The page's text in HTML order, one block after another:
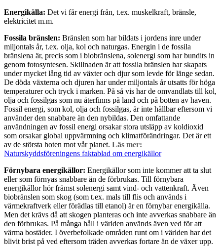
Energikälla: Det vi får energi från, t.ex. muskelkraft, bränsle,
elektricitet m.m.
Fossila bränslen: Bränslen som har bildats i jordens inre under
miljontals år, t.ex. olja, kol och naturgas. Energin i de fossila
bränslena är, precis som i biobränslena, solenergi som har bundits in
genom fotosyntesen. Skillnaden är att fossila bränslen har skapats
under mycket lång tid av växter och djur som levde för länge sedan.
De döda växterna och djuren har under miljontals år utsatts för höga
temperaturer och tryck i marken. På så vis har de omvandlats till kol,
olja och fossilgas som nu återfinns på land och på botten av haven.
Fossil energi, som kol, olja och fossilgas, är inte hållbar eftersom vi
använder den snabbare än den nybildas. Den omfattande
användningen av fossil energi orsakar stora utsläpp av koldioxid
som orsakar global uppvärmning och klimatförändringar. Det är ett
av de största hoten mot vår planet. Läs mer:
Naturskyddsföreningens faktablad om energikällor
Förnybara energikällor: Energikällor som inte kommer att ta slut
eller som förnyas snabbare än de förbrukas. Till förnybara
energikällor hör främst solenergi samt vind- och vattenkraft. Även
biobränslen som skog (som t.ex. mals till flis och används i
värmekraftverk eller förädlas till etanol) är en förnybar energikälla.
Men det krävs då att skogen planteras och inte avverkas snabbare än
den förbrukas. På många håll i världen används även ved för att
värma bostäder. I överbefolkade områden runt om i världen har det
blivit brist på ved eftersom träden avverkas fortare än de växer upp.